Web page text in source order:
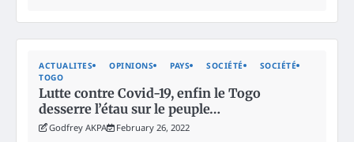
ACTUALITES OPINIONS PAYS SOCIÉTÉ
SOCIÉTÉ
TOGO
Lutte contre Covid-19, enfin le Togo
desserre l’étau sur le peuple…
Godfrey AKPA February 26, 2022